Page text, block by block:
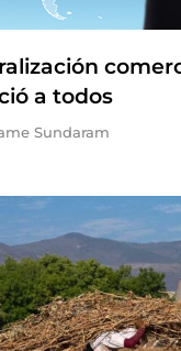
a todos
Sundaram